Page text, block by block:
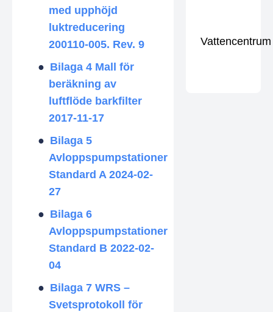
med upphöjd
luktreducering
200110-005. Rev. 9
Bilaga 4 Mall för
beräkning av
luftflöde barkfilter
2017-11-17
Bilaga 5
Avloppspumpstationer
Standard A 2024-02-
27
Bilaga 6
Avloppspumpstationer
Standard B 2022-02-
04
Bilaga 7 WRS –
Svetsprotokoll för
Vattencentrum